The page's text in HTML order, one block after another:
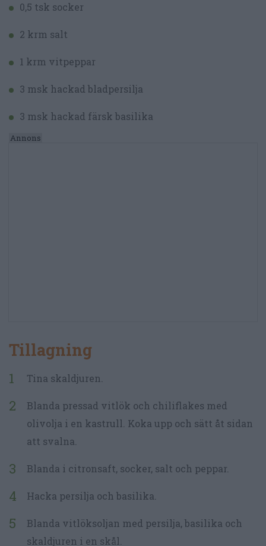
0,5 tsk socker
2 krm salt
1 krm vitpeppar
3 msk hackad bladpersilja
3 msk hackad färsk basilika
Tillagning
Tina skaldjuren.
Blanda pressad vitlök och chiliflakes med
olivolja i en kastrull. Koka upp och sätt åt sidan
att svalna.
Blanda i citronsaft, socker, salt och peppar.
Hacka persilja och basilika.
Blanda vitlöksoljan med persilja, basilika och
skaldjuren i en skål.